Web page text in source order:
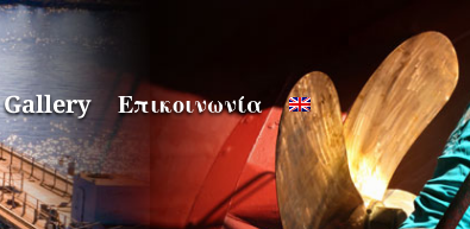
Gallery Επικοινωνία